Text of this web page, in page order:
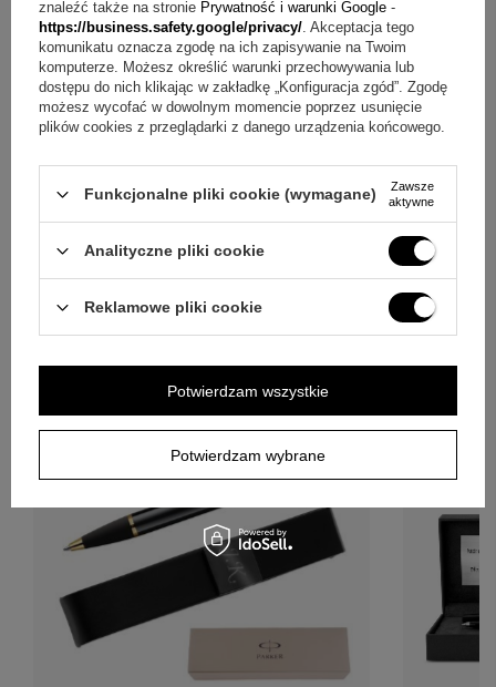
5/5
Opinia potwierdzona zakupem
towar bardzo dobrej jakości i wykonania
2022-09-10
Monika, Swarzędz
Czy opinia była pomocna?
Tak 0 Nie
PRODUKTY, KTORE MOGĄ CIĘ
ZAINTERESOWAĆ
znaleźć także na stronie Prywatność i warunki Google -
https://business.safety.google/privacy/. Akceptacja tego
komunikatu oznacza zgodę na ich zapisywanie na Twoim
komputerze. Możesz określić warunki przechowywania lub
dostępu do nich klikając w zakładkę „Konfiguracja zgód”. Zgodę
możesz wycofać w dowolnym momencie poprzez usunięcie
plików cookies z przeglądarki z danego urządzenia końcowego.
Funkcjonalne pliki cookie (wymagane)
Zawsze
aktywne
Analityczne pliki cookie
Reklamowe pliki cookie
Potwierdzam wybrane
Potwierdzam wszystkie